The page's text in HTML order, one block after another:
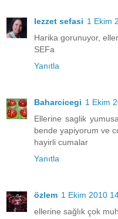
lezzet sefasi 1 Ekim
Harika gorunuyor,
SEFa
Yanıtla
Baharcicegi 1 Ekim
Ellerine saglik
bende yapiyorum ve
hayirli cumalar
Yanıtla
özlem 1 Ekim 2010
ellerine sağlık çok